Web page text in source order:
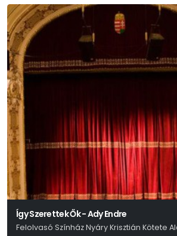
Így Szerettek Ők - Ady Endre
Felolvasó Színház Nyáry Krisztián Kötete